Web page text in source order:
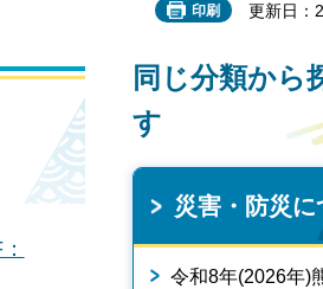
印刷 更新日：
同じ分類から
す
災害・防災に
令和8年(2026年)